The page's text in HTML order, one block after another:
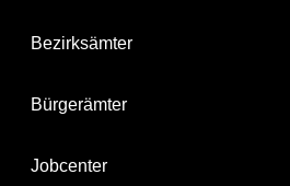
Bezirksämter
Bürgerämter
Jobcenter